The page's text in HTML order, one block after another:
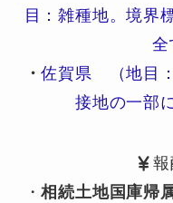
目：雑種地。境界
全
・佐賀県 （地目
接地の一部
報
・相続土地国庫帰